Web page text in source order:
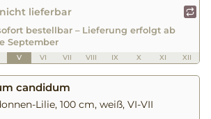
lieferbar
bestellbar – Lieferung erfolgt ab
September
V VI VII VIII IX X XI XII
candidum
Lilie, 100 cm, weiß, VI-VII